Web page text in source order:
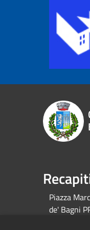
Piazza
de' Bagni